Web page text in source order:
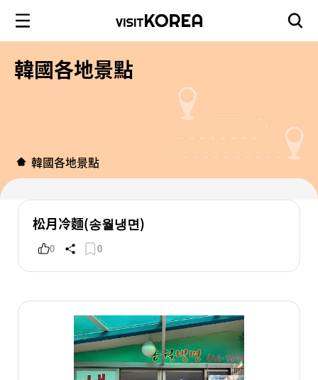
韓國各地景點
韓國各地景點
松月冷麵(송월냉면)
0 0